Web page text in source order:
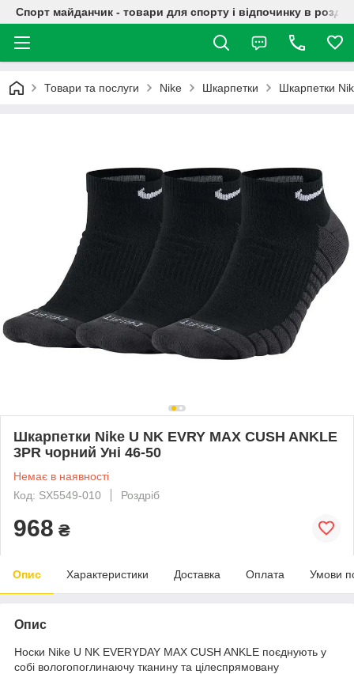
Спорт майданчик - товари для спорту і відпочинку в
Товари та послуги Nike Шкарпетки Шкарпетки
Шкарпетки Nike U NK EVRY MAX CUSH ANKLE
3PR чорний Уні 46-50
Немає в наявності
Код: SX5549-010
Роздріб
968 ₴
Опис Характеристики Доставка Оплата Умови
Опис
Носки Nike U NK EVERYDAY MAX CUSH ANKLE поєднують у
собі вологопоглинаючу тканину та цілеспрямовану